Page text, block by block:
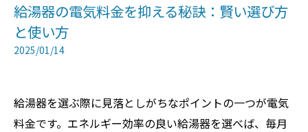
給湯器の電気料金を抑える秘訣：賢い選び方
と使い方
2025/01/14
給湯器を選ぶ際に見落としがちなポイントの一つが電気
料金です。エネルギー効率の良い給湯器を選べば、毎月